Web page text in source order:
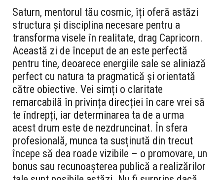
Saturn, mentorul tău cosmic, îți oferă astăzi
structura și disciplina necesare pentru a
transforma visele în realitate, drag Capricorn.
Această zi de început de an este perfectă
pentru tine, deoarece energiile sale se aliniază
perfect cu natura ta pragmatică și orientată
către obiective. Vei simți o claritate
remarcabilă în privința direcției în care vrei să
te îndrepți, iar determinarea ta de a urma
acest drum este de nezdruncinat. În sfera
profesională, munca ta susținută din trecut
începe să dea roade vizibile – o promovare, un
bonus sau recunoașterea publică a realizărilor